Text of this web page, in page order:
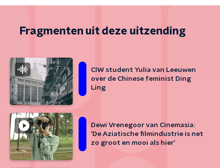
Fragmenten uit deze uitzending
CIW student Yulia van Leeuwen
over de Chinese feminist Ding
Ling
Dewi Vrenegoor van Cinemasia:
'De Aziatische filmindustrie is net
zo groot en mooi als hier'